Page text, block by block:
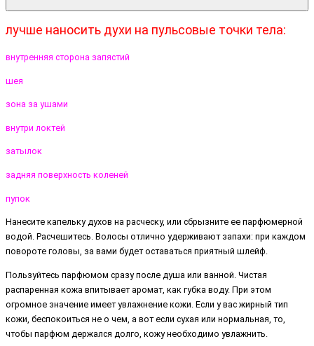
лучше наносить духи на пульсовые точки тела:
внутренняя сторона запястий
шея
зона за ушами
внутри локтей
затылок
задняя поверхность коленей
пупок
Нанесите капельку духов на расческу, или сбрызните ее парфюмерной
водой. Расчешитесь. Волосы отлично удерживают запахи: при каждом
повороте головы, за вами будет оставаться приятный шлейф.
Пользуйтесь парфюмом сразу после душа или ванной. Чистая
распаренная кожа впитывает аромат, как губка воду. При этом
огромное значение имеет увлажнение кожи. Если у вас жирный тип
кожи, беспокоиться не о чем, а вот если сухая или нормальная, то,
чтобы парфюм держался долго, кожу необходимо увлажнить.